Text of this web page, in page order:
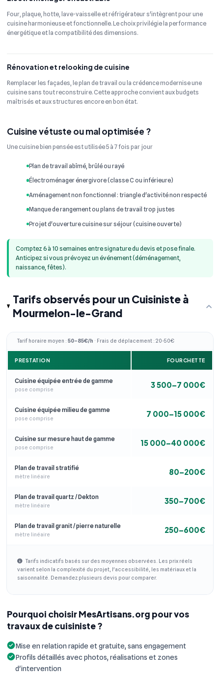
Four, plaque, hotte, lave-vaisselle et réfrigérateur s'intègrent pour une
cuisine harmonieuse et fonctionnelle. Le choix privilégie la performance
énergétique et la compatibilité des dimensions.
Rénovation et relooking de cuisine
Remplacer les façades, le plan de travail ou la crédence modernise une
cuisine sans tout reconstruire. Cette approche convient aux budgets
maîtrisés et aux structures encore en bon état.
Cuisine vétuste ou mal optimisée ?
Une cuisine bien pensée est utilisée 5 à 7 fois par jour
Plan de travail abîmé, brûlé ou rayé
Électroménager énergivore (classe C ou inférieure)
Aménagement non fonctionnel : triangle d'activité non respecté
Manque de rangement ou plans de travail trop justes
Projet d'ouverture cuisine sur séjour (cuisine ouverte)
Comptez 6 à 10 semaines entre signature du devis et pose finale.
Anticipez si vous prévoyez un événement (déménagement,
naissance, fêtes).
Tarifs observés pour un Cuisiniste à
Mourmelon-le-Grand
Tarif horaire moyen : 50–85€/h · Frais de déplacement : 20-50€
PRESTATION FOURCHETTE
Cuisine équipée entrée de gamme
pose comprise 3 500–7 000€
Cuisine équipée milieu de gamme
pose comprise 7 000–15 000€
Cuisine sur mesure haut de gamme
pose comprise 15 000–40 000€
Plan de travail stratifié
mètre linéaire 80–200€
Plan de travail quartz / Dekton
mètre linéaire 350–700€
Plan de travail granit / pierre naturelle
mètre linéaire 250–600€
Tarifs indicatifs basés sur des moyennes observées. Les prix réels
varient selon la complexité du projet, l'accessibilité, les matériaux et la
saisonnalité. Demandez plusieurs devis pour comparer.
Pourquoi choisir MesArtisans.org pour vos
travaux de cuisiniste ?
Mise en relation rapide et gratuite, sans engagement
Profils détaillés avec photos, réalisations et zones
d'intervention